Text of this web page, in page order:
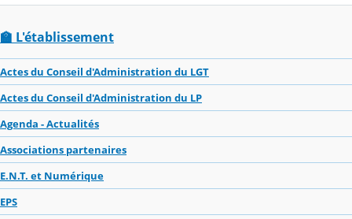
🏫 L'établissement
Actes du Conseil d'Administration du LGT
Actes du Conseil d'Administration du LP
Agenda - Actualités
Associations partenaires
E.N.T. et Numérique
EPS